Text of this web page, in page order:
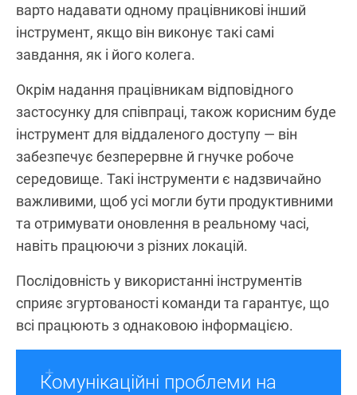
варто надавати одному працівникові інший
інструмент, якщо він виконує такі самі
завдання, як і його колега.
Окрім надання працівникам відповідного
застосунку для співпраці, також корисним буде
інструмент для віддаленого доступу — він
забезпечує безперервне й гнучке робоче
середовище. Такі інструменти є надзвичайно
важливими, щоб усі могли бути продуктивними
та отримувати оновлення в реальному часі,
навіть працюючи з різних локацій.
Послідовність у використанні інструментів
сприяє згуртованості команди та гарантує, що
всі працюють з однаковою інформацією.
Комунікаційні проблеми на